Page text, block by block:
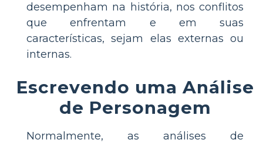
desempenham na história, nos conflitos
que enfrentam e em suas
características, sejam elas externas ou
internas.
Escrevendo uma Análise
de Personagem
Normalmente, as análises de